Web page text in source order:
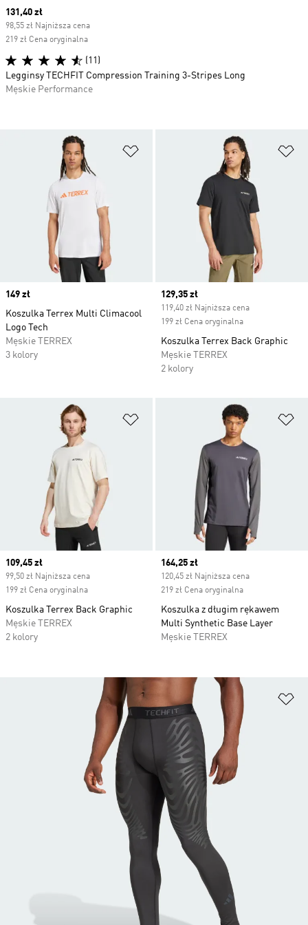
Dodaj do listy życzeń
Price
149 zł
Koszulka Terrex Multi Climacool
Logo Tech
Męskie TERREX
3 kolory
Current price
129,35 zł
119,40 zł Najniższa cena
199 zł Cena oryginalna
Koszulka Terrex Back Graphic
Męskie TERREX
2 kolory
Dodaj do listy życzeń
Current price
109,45 zł
99,50 zł Najniższa cena
199 zł Cena oryginalna
Koszulka Terrex Back Graphic
Męskie TERREX
2 kolory
Current price
164,25 zł
120,45 zł Najniższa cena
219 zł Cena oryginalna
Koszulka z długim rękawem
Multi Synthetic Base Layer
Męskie TERREX
Current price
131,40 zł
98,55 zł Najniższa cena
219 zł Cena oryginalna
(11)
Legginsy TECHFIT Compression Training 3-Stripes Long
Męskie Performance